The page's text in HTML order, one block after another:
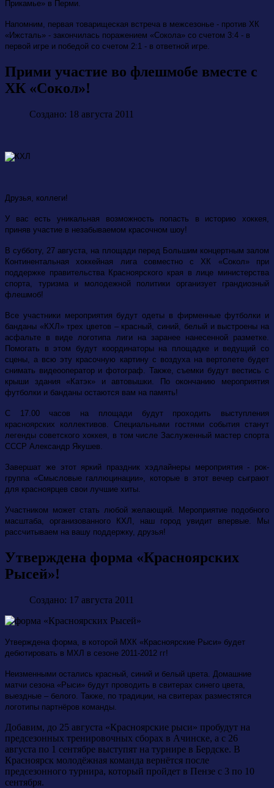
Прикамье» в Перми.
Напомним, первая товарищеская встреча в межсезонье - против ХК
«Ижсталь» - закончилась поражением «Сокола» со счетом 3:4 - в
первой игре и победой со счетом 2:1 - в ответной игре.
Прими участие во флешмобе вместе с
ХК «Сокол»!
Создано: 18 августа 2011
Друзья, коллеги!
У вас есть уникальная возможность попасть в историю хоккея,
приняв участие в незабываемом красочном шоу!
В субботу, 27 августа, на площади перед Большим концертным залом
Континентальная хоккейная лига совместно с ХК «Сокол» при
поддержке правительства Красноярского края в лице министерства
спорта, туризма и молодежной политики организует грандиозный
флешмоб!
Все участники мероприятия будут одеты в фирменные футболки и
банданы «КХЛ» трех цветов – красный, синий, белый и выстроены на
асфальте в виде логотипа лиги на заранее нанесенной разметке.
Помогать в этом будут координаторы на площадке и ведущий со
сцены, а всю эту красочную картину с воздуха на вертолете будет
снимать видеооператор и фотограф. Также, съемки будут вестись с
крыши здания «Катэк» и автовышки. По окончанию мероприятия
футболки и банданы остаются вам на память!
С 17.00 часов на площади будут проходить выступления
красноярских коллективов. Специальными гостями события станут
легенды советского хоккея, в том числе Заслуженный мастер спорта
СССР Александр Якушев.
Завершат же этот яркий праздник хэдлайнеры мероприятия - рок-
группа «Смысловые галлюцинации», которые в этот вечер сыграют
для красноярцев свои лучшие хиты.
Участником может стать любой желающий. Мероприятие подобного
масштаба, организованного КХЛ, наш город увидит впервые. Мы
рассчитываем на вашу поддержку, друзья!
Утверждена форма «Красноярских
Рысей»!
Создано: 17 августа 2011
Утверждена форма, в которой МХК «Красноярские Рыси» будет
дебютировать в МХЛ в сезоне 2011-2012 гг!
Неизменными остались красный, синий и белый цвета. Домашние
матчи сезона «Рыси» будут проводить в свитерах синего цвета,
выездные – белого. Также, по традиции, на свитерах разместятся
логотипы партнёров команды.
Добавим, до 25 августа «Красноярские рыси» пробудут на
предсезонных тренировочных сборах в Ачинске, а с 26
августа по 1 сентябре выступят на турнире в Бердске. В
Красноярск молодёжная команда вернётся после
предсезонного турнира, который пройдет в Пензе с 3 по 10
сентября.